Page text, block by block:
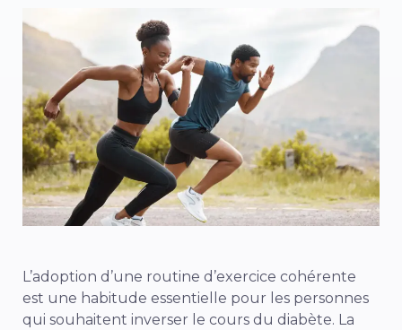
L’adoption d’une routine d’exercice cohérente
est une habitude essentielle pour les personnes
qui souhaitent inverser le cours du diabète. La